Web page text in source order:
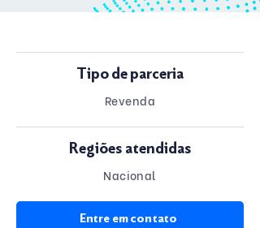
Tipo de parceria
Revenda
Regiões atendidas
Nacional
Entre em contato